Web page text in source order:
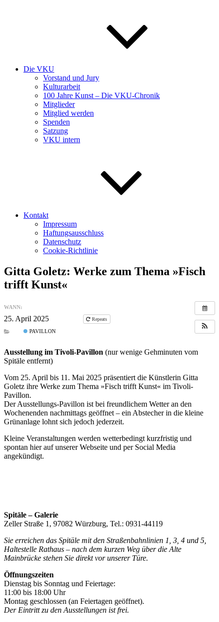
Die VKU
Vorstand und Jury
Kulturarbeit
100 Jahre Kunst – Die VKU-Chronik
Mitglieder
Mitglied werden
Spenden
Satzung
VKU intern
Kontakt
Impressum
Haftungsausschluss
Datenschutz
Cookie-Richtlinie
Gitta Goletz: Werke zum Thema »Fisch
trifft Kunst«
WANN:
25. April 2025 Repeats
PAVILLON
Ausstellung im Tivoli-Pavillon (nur wenige Gehminuten vom
Spitäle entfernt)
Vom 25. April bis 11. Mai 2025 präsentiert die Künstlerin Gitta
Goletz ihre Werke zum Thema »Fisch trifft Kunst« im Tivoli-
Pavillon.
Der Ausstellungs-Pavillon ist bei freundlichem Wetter an den
Wochenenden nachmittags geöffnet – ein Abstecher in die kleine
Grünanlage lohnt sich jedoch jederzeit.
Kleine Veranstaltungen werden wetterbedingt kurzfristig und
spontan hier auf unserer Webseite und per Social Media
angekündigt.
Spitäle – Galerie
Zeller Straße 1, 97082 Würzburg, Tel.: 0931-44119
Sie erreichen das Spitäle mit den Straßenbahnlinien 1, 3, 4 und 5,
Haltestelle Rathaus – nach dem kurzen Weg über die Alte
Mainbrücke stehen Sie direkt vor unserer Türe.
Öffnungszeiten
Dienstag bis Sonntag und Feiertage:
11:00 bis 18:00 Uhr
Montag geschlossen (an Feiertagen geöffnet).
Der Eintritt zu den Ausstellungen ist frei.